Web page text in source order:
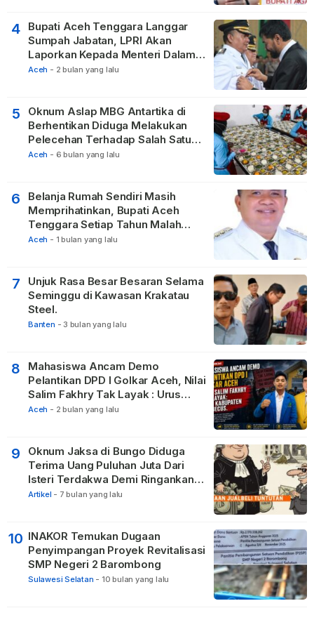
4
Bupati Aceh Tenggara Langgar
Sumpah Jabatan, LPRI Akan
Laporkan Kepada Menteri Dalam
Negeri
Aceh - 2 bulan yang lalu
5
Oknum Aslap MBG Antartika di
Berhentikan Diduga Melakukan
Pelecehan Terhadap Salah Satu
Relawan
Aceh - 6 bulan yang lalu
6
Belanja Rumah Sendiri Masih
Memprihatinkan, Bupati Aceh
Tenggara Setiap Tahun Malah
Membangun Pasilitas Rumah
Aceh - 1 bulan yang lalu
7
Unjuk Rasa Besar Besaran Selama
Seminggu di Kawasan Krakatau
Steel.
Banten - 3 bulan yang lalu
8
Mahasiswa Ancam Demo
Pelantikan DPD I Golkar Aceh, Nilai
Salim Fakhry Tak Layak : Urus
Kabupaten Tak Becus.
Aceh - 2 bulan yang lalu
9
Oknum Jaksa di Bungo Diduga
Terima Uang Puluhan Juta Dari
Isteri Terdakwa Demi Ringankan
Hukuman
Artikel - 7 bulan yang lalu
10 INAKOR Temukan Dugaan
Penyimpangan Proyek Revitalisasi
SMP Negeri 2 Barombong
Sulawesi Selatan - 10 bulan yang lalu